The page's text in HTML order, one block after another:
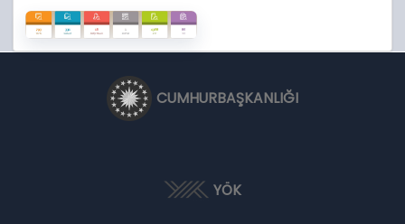
CUMHURBAŞKANLIĞI
YÖK